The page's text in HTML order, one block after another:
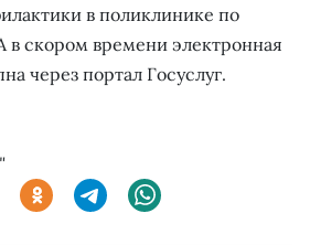
в поликлинике по
в скором времени электронная
через портал Госуслуг.